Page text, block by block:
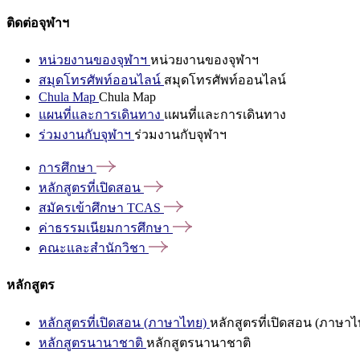
ติดต่อจุฬาฯ
หน่วยงานของจุฬาฯ หน่วยงานของจุฬาฯ
สมุดโทรศัพท์ออนไลน์ สมุดโทรศัพท์ออนไลน์
Chula Map Chula Map
แผนที่และการเดินทาง แผนที่และการเดินทาง
ร่วมงานกับจุฬาฯ ร่วมงานกับจุฬาฯ
การศึกษา
หลักสูตรที่เปิดสอน
สมัครเข้าศึกษา TCAS
ค่าธรรมเนียมการศึกษา
คณะและสำนักวิชา
หลักสูตร
หลักสูตรที่เปิดสอน (ภาษาไทย) หลักสูตรที่เปิดสอน (ภาษาไ
หลักสูตรนานาชาติ หลักสูตรนานาชาติ